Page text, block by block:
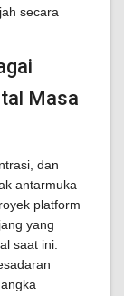
secara
Masa
dan
antarmuka
platform
yang
saat ini.